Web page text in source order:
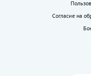
Согласие на